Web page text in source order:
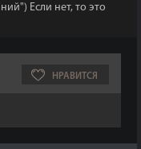
Если нет, то это
НРАВИТСЯ